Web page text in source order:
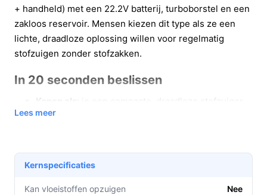
+ handheld) met een 22.2V batterij, turboborstel en een
zakloos reservoir. Mensen kiezen dit type als ze een
lichte, draadloze oplossing willen voor regelmatig
stofzuigen zonder stofzakken.
In 20 seconden beslissen
Kopen als:
je een compacte, draadloze stofzuiger
zoekt voor dagelijkse snelle schoonmaakklussen
Niet kopen als:
hoogste stand wilt stofzuigen (hoogste stand
Lees meer
Kernspecificaties
Kan vloeistoffen opzuigen Nee